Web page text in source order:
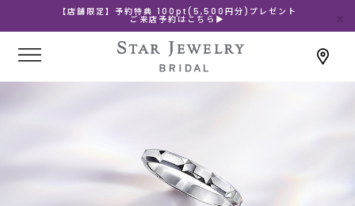
【店舗限定】予約特典 100pt(5,500円分)プレゼント
ご来店予約はこちら▶